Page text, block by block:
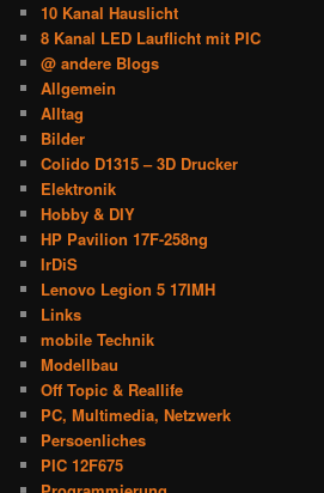
10 Kanal Hauslicht
8 Kanal LED Lauflicht mit PIC
@ andere Blogs
Allgemein
Alltag
Bilder
Colido D1315 – 3D Drucker
Elektronik
Hobby & DIY
HP Pavilion 17F-258ng
IrDiS
Lenovo Legion 5 17IMH
Links
mobile Technik
Modellbau
Off Topic & Reallife
PC, Multimedia, Netzwerk
Persoenliches
PIC 12F675